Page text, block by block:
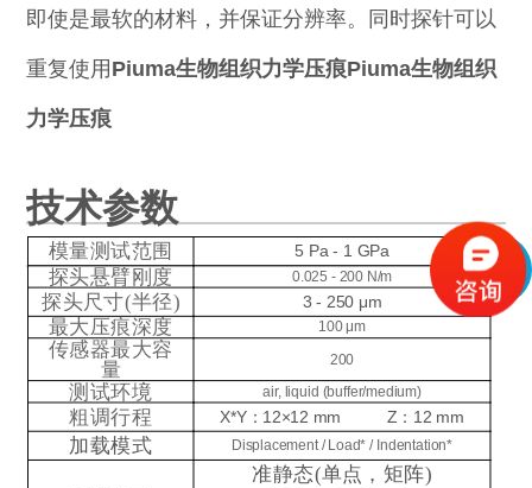
即使是最软的材料，并保证分辨率。同时探针可以
重复使用 Piuma生物组织力学压痕Piuma生物组织
力学压痕
技术参数
+
模量测试范围 5 Pa - 1 GPa
探头悬臂刚度 0.025 - 200 N/m
探头尺寸(半径) 3 - 250 μm
最大压痕深度 100 μm
传感器最大容
量 200
测试环境 air, liquid (buffer/medium)
粗调行程 X*Y：12×12 mm Z：12 mm
加载模式 Displacement / Load* / Indentation*
准静态(单点，矩阵)